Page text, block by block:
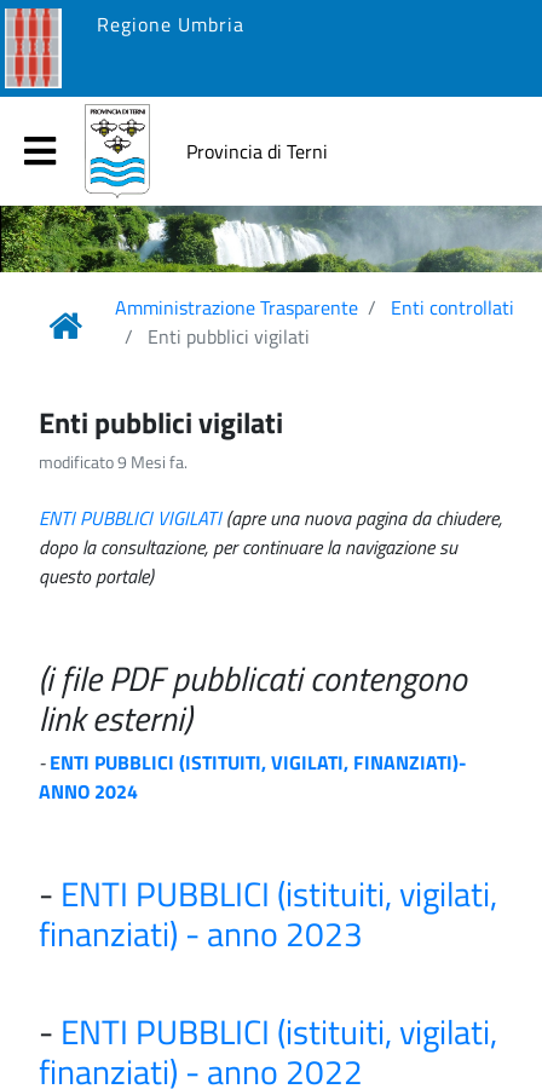
Regione Umbria
Provincia di Terni
Amministrazione Trasparente
Enti controllati
Enti pubblici vigilati
Enti pubblici vigilati
modificato 9 Mesi fa.
ENTI PUBBLICI VIGILATI(apre una nuova pagina da chiudere,
dopo la consultazione, per continuare la navigazione su
questo portale)
(i file PDF pubblicati contengono
link esterni)
-ENTI PUBBLICI (ISTITUITI, VIGILATI, FINANZIATI)-
ANNO 2024
- ENTI PUBBLICI (istituiti, vigilati,
finanziati) - anno 2023
- ENTI PUBBLICI (istituiti, vigilati,
finanziati) - anno 2022